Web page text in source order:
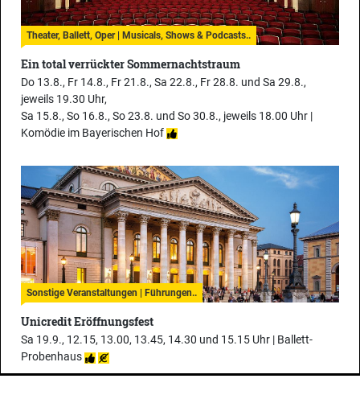
Theater, Ballett, Oper | Musicals, Shows & Podcasts..
Ein total verrückter Sommernachtstraum
Do 13.8., Fr 14.8., Fr 21.8., Sa 22.8., Fr 28.8. und Sa 29.8.,
jeweils 19.30 Uhr,
Sa 15.8., So 16.8., So 23.8. und So 30.8., jeweils 18.00 Uhr |
Komödie im Bayerischen Hof
Sonstige Veranstaltungen | Führungen..
Unicredit Eröffnungsfest
Sa 19.9., 12.15, 13.00, 13.45, 14.30 und 15.15 Uhr | Ballett-
Probenhaus